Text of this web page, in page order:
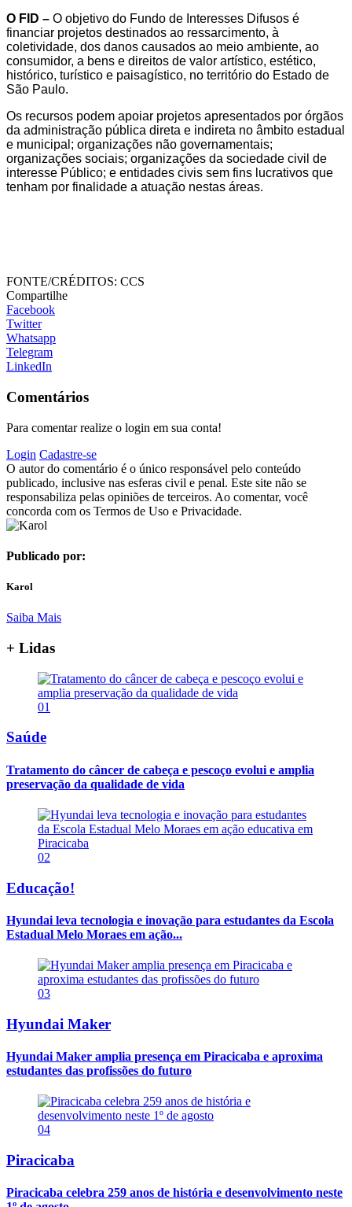
O FID – O objetivo do Fundo de Interesses Difusos é
financiar projetos destinados ao ressarcimento, à
coletividade, dos danos causados ao meio ambiente, ao
consumidor, a bens e direitos de valor artístico, estético,
histórico, turístico e paisagístico, no território do Estado de
São Paulo.
Os recursos podem apoiar projetos apresentados por órgãos
da administração pública direta e indireta no âmbito estadual
e municipal; organizações não governamentais;
organizações sociais; organizações da sociedade civil de
interesse Público; e entidades civis sem fins lucrativos que
tenham por finalidade a atuação nestas áreas.
FONTE/CRÉDITOS: CCS
Compartilhe
Facebook
Twitter
Whatsapp
Telegram
LinkedIn
Comentários
Para comentar realize o login em sua conta!
Login Cadastre-se
O autor do comentário é o único responsável pelo conteúdo
publicado, inclusive nas esferas civil e penal. Este site não se
responsabiliza pelas opiniões de terceiros. Ao comentar, você
concorda com os Termos de Uso e Privacidade.
Publicado por:
Karol
Saiba Mais
+ Lidas
01
Saúde
Tratamento do câncer de cabeça e pescoço evolui e amplia
preservação da qualidade de vida
02
Educação!
Hyundai leva tecnologia e inovação para estudantes da Escola
Estadual Melo Moraes em ação...
03
Hyundai Maker
Hyundai Maker amplia presença em Piracicaba e aproxima
estudantes das profissões do futuro
04
Piracicaba
Piracicaba celebra 259 anos de história e desenvolvimento neste